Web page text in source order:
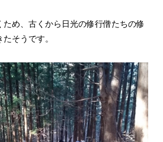
め、古くから日光の修行僧たちの修
そうです。